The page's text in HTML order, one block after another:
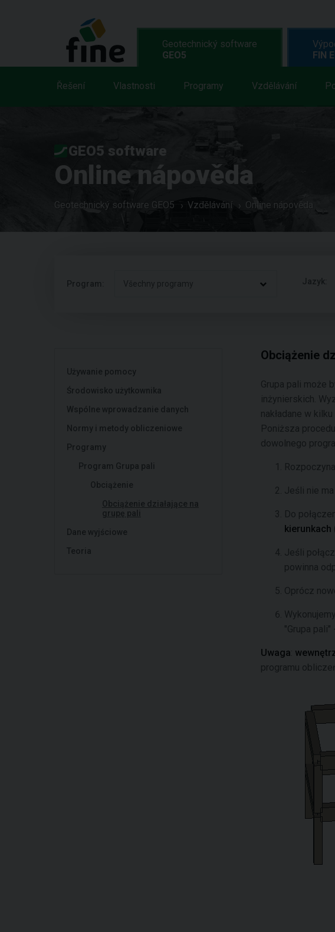
Geotechnický software
GEO5
Řešení Vlastnosti Programy Vzdělávání
FIN
GEO5 software
Online nápověda
Geotechnický software GEO5 Vzdělávání Online nápověda
Program: Všechny programy Jazyk:
Używanie pomocy
Środowisko użytkownika
Wspólne wprowadzanie danych
Normy i metody obliczeniowe
Programy
Program Grupa pali
Obciążenie
Obciążenie działające na
grupę pali
Dane wyjściowe
Teoria
Obciążenie
Grupa pali może
inżynierskich.
nakładane w
Poniższa
dowolnego
Jeśli nie
Do
kierunkach
Jeśli
powinna
Oprócz
"Grupa
Uwaga
programu